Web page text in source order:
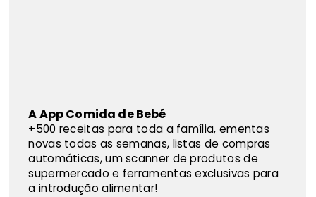
A App Comida de Bebé
+500 receitas para toda a família, ementas
novas todas as semanas, listas de compras
automáticas, um scanner de produtos de
supermercado e ferramentas exclusivas para
a introdução alimentar!